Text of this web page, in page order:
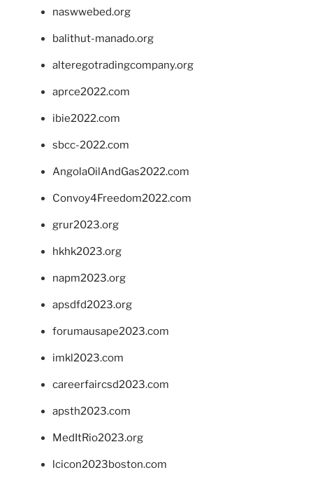
naswwebed.org
balithut-manado.org
alteregotradingcompany.org
aprce2022.com
ibie2022.com
sbcc-2022.com
AngolaOilAndGas2022.com
Convoy4Freedom2022.com
grur2023.org
hkhk2023.org
napm2023.org
apsdfd2023.org
forumausape2023.com
imkl2023.com
careerfaircsd2023.com
apsth2023.com
MedItRio2023.org
lcicon2023boston.com